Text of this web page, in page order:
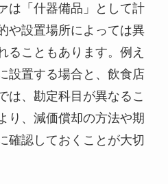
は「什器備品」として計
や設置場所によっては異
ることもあります。例え
設置する場合と、飲食店
は、勘定科目が異なるこ
り、減価償却の方法や期
確認しておくことが大切